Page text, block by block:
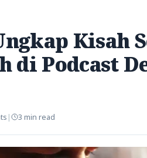
Kisah
di Podcast
| 3 min read